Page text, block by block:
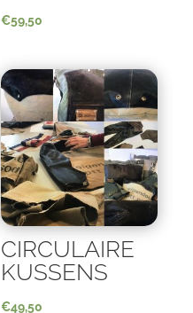
€59,50
CIRCULAIRE
KUSSENS
€49,50